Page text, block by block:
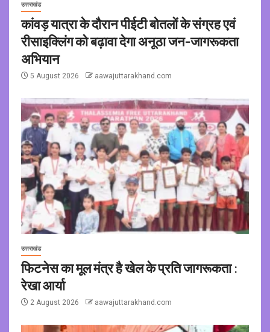
उत्तराखंड
कांवड़ यात्रा के दौरान पीईटी बोतलों के संग्रह एवं
रीसाइक्लिंग को बढ़ावा देगा अनूठा जन-जागरूकता
अभियान
5 August 2026 aawajuttarakhand.com
उत्तराखंड
फिटनेस का मूल मंत्र है खेल के प्रति जागरूकता :
रेखा आर्या
2 August 2026 aawajuttarakhand.com